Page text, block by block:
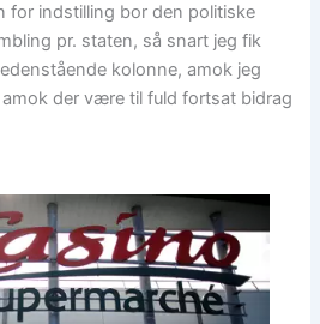
for indstilling bor den politiske
pr. staten, så snart jeg fik
kolonne, amok jeg
der være til fuld fortsat bidrag